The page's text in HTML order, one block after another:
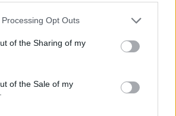
website/app uses one or more Google
or usage behaviour. You may click to
to Google and its third-party tags to
specified purposes in below Google
Opt Outs
of the Sharing of my
of the Sale of my
Beretta, basata a Bologna, annotò
volta itinerari durante una notte al